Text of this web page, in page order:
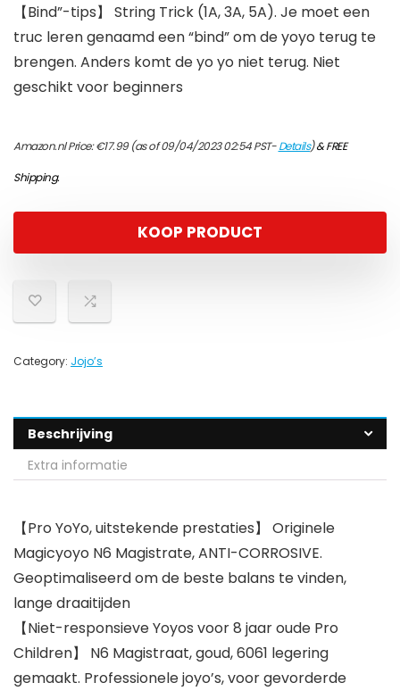
【Bind”-tips】 String Trick (1A, 3A, 5A). Je moet een
truc leren genaamd een “bind” om de yoyo terug te
brengen. Anders komt de yo yo niet terug. Niet
geschikt voor beginners
Amazon.nl Price:€17.99(as of 09/04/2023 02:54 PST-Details)&FREE
Shipping.
KOOP PRODUCT
Category: Jojo’s
Beschrijving
Extra informatie
【Pro YoYo, uitstekende prestaties】 Originele
Magicyoyo N6 Magistrate, ANTI-CORROSIVE.
Geoptimaliseerd om de beste balans te vinden,
lange draaitijden
【Niet-responsieve Yoyos voor 8 jaar oude Pro
Children】 N6 Magistraat, goud, 6061 legering
gemaakt. Professionele joyo’s, voor gevorderde